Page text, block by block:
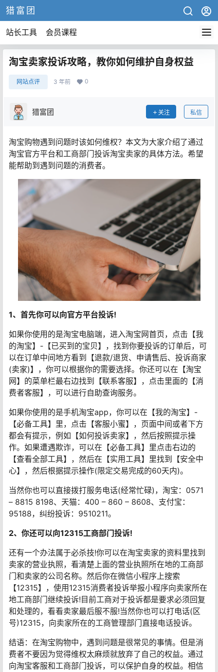
猎富团
站长工具 会员课程
淘宝卖家投诉攻略，教你如何维护自身权益
网站点评 3 年前 0
猎富团 关注 私信
淘宝购物遇到问题时该如何维权？本文为大家介绍了通过
淘宝官方平台和工商部门投诉淘宝卖家的具体方法。希望
能帮助到遇到问题的消费者。
1、首先你可以向官方平台投诉!
如果你使用的是淘宝电脑端，进入淘宝网首页，点击【我
的淘宝】-【已买到的宝贝】，找到你要投诉的订单后，可
以在订单中间地方看到【退款/退货、申请售后、投诉商家
(卖家)】，你可以根据你的需要选择。你还可以在【淘宝
网】的菜单栏最右边找到【联系客服】，点击里面的【消
费者客服】，可以进行自助查询服务。
如果你使用的是手机淘宝app，你可以在【我的淘宝】-
【必备工具】里，点击【客服小蜜】，页面中间或者下方
都会有提示，例如【如何投诉卖家】，然后按照提示操
作。如果遭遇欺诈，可以在【必备工具】里点击右边的
【查看全部工具】，然后在【实用工具】里找到【安全中
心】，然后根据提示操作(限定交易完成的60天内)。
当然你也可以直接拨打服务电话(经常忙碌)，淘宝：0571
– 8815 8198、天猫：400 – 860 – 8608、支付宝：
95188，纠纷投诉：9510211。
2、你还可以向12315工商部门投诉!
还有一个办法属于必杀技!你可以在淘宝卖家的资料里找到
卖家的营业执照，看清楚上面的营业执照所在地的工商部
门和卖家的公司名称。然后你在微信小程序上搜索
【12315】，使用12315消费者投诉举报小程序向卖家所在
地工商部门继续投诉!目前工商对于投诉都是要求必须回复
和处理的，看看卖家最后服不服!当然你也可以打电话(区
号)12315，向卖家所在的工商管理部门直接电话投诉。
结语：在淘宝购物中，遇到问题是很常见的事情。但是消
费者不要因为觉得维权太麻烦就放弃了自己的权益。通过
向淘宝客服和工商部门投诉，可以保护自身的权益。相信